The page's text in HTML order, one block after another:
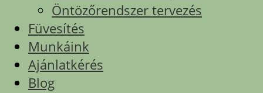
Öntözőrendszer tervezés
Füvesítés
Munkáink
Ajánlatkérés
Blog